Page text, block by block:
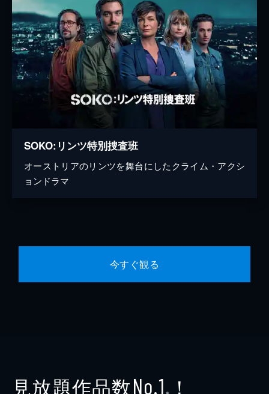
SOKO:リンツ特別捜査班
オーストリアのリンツを舞台にしたクライム・アクシ
ョンドラマ
今すぐ観る
見放題作品数No.1 ！